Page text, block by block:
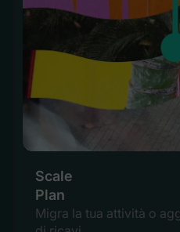
Scale
Plan
Migra la tua attività o